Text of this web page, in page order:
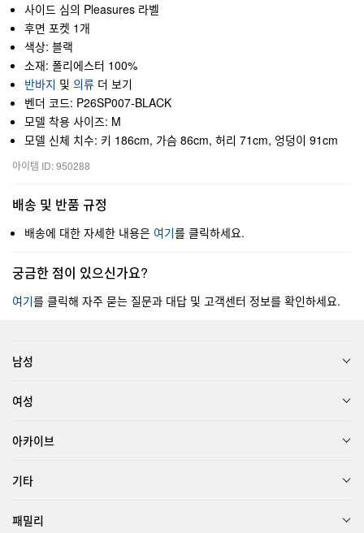
사이드 심의 Pleasures 라벨
후면 포켓 1개
색상: 블랙
소재: 폴리에스터 100%
반바지 및 의류 더 보기
벤더 코드: P26SP007-BLACK
모델 착용 사이즈: M
모델 신체 치수: 키 186cm, 가슴 86cm, 허리 71cm, 엉덩이 91cm
아이템 ID: 950288
배송 및 반품 규정
배송에 대한 자세한 내용은 여기를 클릭하세요.
궁금한 점이 있으신가요?
여기를 클릭해 자주 묻는 질문과 대답 및 고객센터 정보를 확인하세요.
남성
여성
아카이브
기타
패밀리